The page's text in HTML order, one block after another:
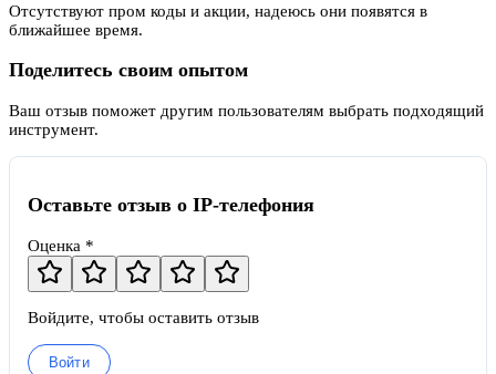
Отсутствуют пром коды и акции, надеюсь они появятся в
ближайшее время.
Поделитесь своим опытом
Ваш отзыв поможет другим пользователям выбрать подходящий
инструмент.
Оставьте отзыв о IP-телефония
Оценка *
Войдите, чтобы оставить отзыв
Войти